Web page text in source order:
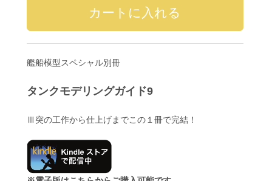
艦船模型スペシャル別冊
タンクモデリングガイド9
Ⅲ突の工作から仕上げまでこの１冊で完結！